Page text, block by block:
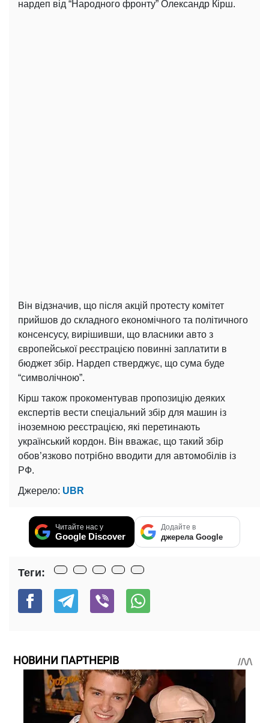
нардеп від “Народного фронту” Олександр Кірш.
Він відзначив, що після акцій протесту комітет
прийшов до складного економічного та політичного
консенсусу, вирішивши, що власники авто з
європейської реєстрацією повинні заплатити в
бюджет збір. Нардеп стверджує, що сума буде
“символічною”.
Кірш також прокоментував пропозицію деяких
експертів вести спеціальний збір для машин із
іноземною реєстрацією, які перетинають
український кордон. Він вважає, що такий збір
обов’язково потрібно вводити для автомобілів із
РФ.
Джерело: UBR
Читайте нас у
Google Discover
Додайте в
джерела Google
Теги:
НОВИНИ ПАРТНЕРІВ